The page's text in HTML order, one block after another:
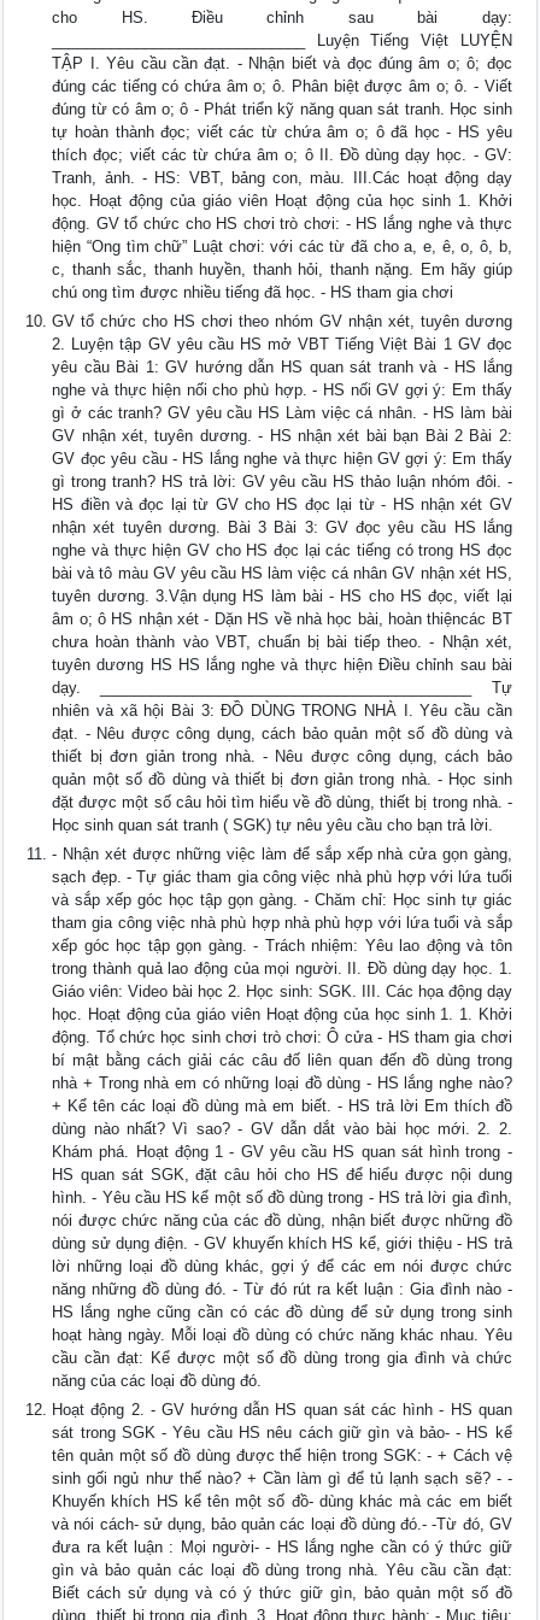
cho HS. Điều chỉnh sau bài dạy:
______________________________ Luyện Tiếng Việt LUYỆN
TẬP I. Yêu cầu cần đạt. - Nhận biết và đọc đúng âm o; ô; đọc
đúng các tiếng có chứa âm o; ô. Phân biệt được âm o; ô. - Viết
đúng từ có âm o; ô - Phát triển kỹ năng quan sát tranh. Học sinh
tự hoàn thành đọc; viết các từ chứa âm o; ô đã học - HS yêu
thích đọc; viết các từ chứa âm o; ô II. Đồ dùng dạy học. - GV:
Tranh, ảnh. - HS: VBT, bảng con, màu. III.Các hoạt động dạy
học. Hoạt động của giáo viên Hoạt động của học sinh 1. Khởi
động. GV tổ chức cho HS chơi trò chơi: - HS lắng nghe và thực
hiện “Ong tìm chữ” Luật chơi: với các từ đã cho a, e, ê, o, ô, b,
c, thanh sắc, thanh huyền, thanh hỏi, thanh nặng. Em hãy giúp
chú ong tìm được nhiều tiếng đã học. - HS tham gia chơi
GV tổ chức cho HS chơi theo nhóm GV nhận xét, tuyên dương
2. Luyện tập GV yêu cầu HS mở VBT Tiếng Việt Bài 1 GV đọc
yêu cầu Bài 1: GV hướng dẫn HS quan sát tranh và - HS lắng
nghe và thực hiện nối cho phù hợp. - HS nối GV gợi ý: Em thấy
gì ở các tranh? GV yêu cầu HS Làm việc cá nhân. - HS làm bài
GV nhận xét, tuyên dương. - HS nhận xét bài bạn Bài 2 Bài 2:
GV đọc yêu cầu - HS lắng nghe và thực hiện GV gợi ý: Em thấy
gì trong tranh? HS trả lời: GV yêu cầu HS thảo luận nhóm đôi. -
HS điền và đọc lại từ GV cho HS đọc lại từ - HS nhận xét GV
nhận xét tuyên dương. Bài 3 Bài 3: GV đọc yêu cầu HS lắng
nghe và thực hiện GV cho HS đọc lại các tiếng có trong HS đọc
bài và tô màu GV yêu cầu HS làm việc cá nhân GV nhận xét HS,
tuyên dương. 3.Vận dụng HS làm bài - HS cho HS đọc, viết lại
âm o; ô HS nhận xét - Dặn HS về nhà học bài, hoàn thiệncác BT
chưa hoàn thành vào VBT, chuẩn bị bài tiếp theo. - Nhận xét,
tuyên dương HS HS lắng nghe và thực hiện Điều chỉnh sau bài
dạy. ____________________________________________ Tự
nhiên và xã hội Bài 3: ĐỒ DÙNG TRONG NHÀ I. Yêu cầu cần
đạt. - Nêu được công dụng, cách bảo quản một số đồ dùng và
thiết bị đơn giản trong nhà. - Nêu được công dụng, cách bảo
quản một số đồ dùng và thiết bị đơn giản trong nhà. - Học sinh
đặt được một số câu hỏi tìm hiểu về đồ dùng, thiết bị trong nhà. -
Học sinh quan sát tranh ( SGK) tự nêu yêu cầu cho bạn trả lời.
- Nhận xét được những việc làm để sắp xếp nhà cửa gọn gàng,
sạch đẹp. - Tự giác tham gia công việc nhà phù hợp với lứa tuổi
và sắp xếp góc học tập gọn gàng. - Chăm chỉ: Học sinh tự giác
tham gia công việc nhà phù hợp nhà phù hợp với lứa tuổi và sắp
xếp góc học tập gọn gàng. - Trách nhiệm: Yêu lao động và tôn
trong thành quả lao động của mọi người. II. Đồ dùng dạy học. 1.
Giáo viên: Video bài học 2. Học sinh: SGK. III. Các họa động dạy
học. Hoạt động của giáo viên Hoạt động của học sinh 1. 1. Khởi
động. Tổ chức học sinh chơi trò chơi: Ô cửa - HS tham gia chơi
bí mật bằng cách giải các câu đố liên quan đến đồ dùng trong
nhà + Trong nhà em có những loại đồ dùng - HS lắng nghe nào?
+ Kể tên các loại đồ dùng mà em biết. - HS trả lời Em thích đồ
dùng nào nhất? Vì sao? - GV dẫn dắt vào bài học mới. 2. 2.
Khám phá. Hoạt động 1 - GV yêu cầu HS quan sát hình trong -
HS quan sát SGK, đặt câu hỏi cho HS để hiểu được nội dung
hình. - Yêu cầu HS kể một số đồ dùng trong - HS trả lời gia đình,
nói được chức năng của các đồ dùng, nhận biết được những đồ
dùng sử dụng điện. - GV khuyến khích HS kể, giới thiệu - HS trả
lời những loại đồ dùng khác, gợi ý để các em nói được chức
năng những đồ dùng đó. - Từ đó rút ra kết luận : Gia đình nào -
HS lắng nghe cũng cần có các đồ dùng để sử dụng trong sinh
hoạt hàng ngày. Mỗi loại đồ dùng có chức năng khác nhau. Yêu
cầu cần đạt: Kể được một số đồ dùng trong gia đình và chức
năng của các loại đồ dùng đó.
Hoạt động 2. - GV hướng dẫn HS quan sát các hình - HS quan
sát trong SGK - Yêu cầu HS nêu cách giữ gìn và bảo- - HS kể
tên quản một số đồ dùng được thể hiện trong SGK: - + Cách vệ
sinh gối ngủ như thế nào? + Cần làm gì để tủ lạnh sạch sẽ? - -
Khuyến khích HS kể tên một số đồ- dùng khác mà các em biết
và nói cách- sử dụng, bảo quản các loại đồ dùng đó.- -Từ đó, GV
đưa ra kết luận : Mọi người- - HS lắng nghe cần có ý thức giữ
gìn và bảo quản các loại đồ dùng trong nhà. Yêu cầu cần đạt:
Biết cách sử dụng và có ý thức giữ gìn, bảo quản một số đồ
dùng, thiết bị trong gia đình. 3. Hoạt động thực hành: - Mục tiêu: